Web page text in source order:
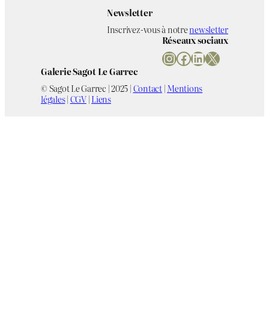
Newsletter
Inscrivez-vous à notrenewsletter
Réseaux sociaux
InstagramFacebook LinkedIn X
Galerie Sagot Le Garrec
© Sagot Le Garrec | 2025 |Contact|Mentions
légales|CGV|Liens